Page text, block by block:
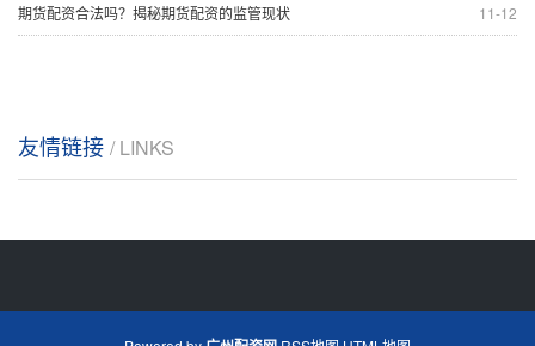
11-12
期货配资合法吗？揭秘期货配资的监管现状
友情链接 / LINKS